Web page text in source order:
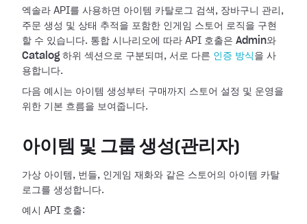
엑솔라 API를 사용하면 아이템 카탈로그 검색, 장바구니 관리,
주문 생성 및 상태 추적을 포함한 인게임 스토어 로직을 구현
할 수 있습니다. 통합 시나리오에 따라 API 호출은 Admin와
Catalog 하위 섹션으로 구분되며, 서로 다른 인증 방식 을 사
용합니다.
다음 예시는 아이템 생성부터 구매까지 스토어 설정 및 운영을
위한 기본 흐름을 보여줍니다.
아이템 및 그룹 생성(관리자)
가상 아이템, 번들, 인게임 재화와 같은 스토어의 아이템 카탈
로그를 생성합니다.
예시 API 호출: